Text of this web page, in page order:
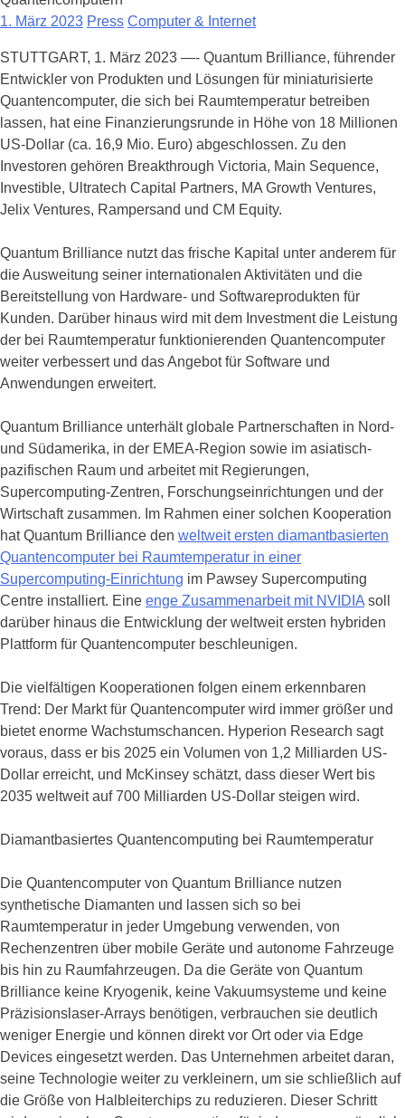
1. März 2023 Press Computer & Internet
STUTTGART, 1. März 2023 —- Quantum Brilliance, führender
Entwickler von Produkten und Lösungen für miniaturisierte
Quantencomputer, die sich bei Raumtemperatur betreiben
lassen, hat eine Finanzierungsrunde in Höhe von 18 Millionen
US-Dollar (ca. 16,9 Mio. Euro) abgeschlossen. Zu den
Investoren gehören Breakthrough Victoria, Main Sequence,
Investible, Ultratech Capital Partners, MA Growth Ventures,
Jelix Ventures, Rampersand und CM Equity.
Quantum Brilliance nutzt das frische Kapital unter anderem für
die Ausweitung seiner internationalen Aktivitäten und die
Bereitstellung von Hardware- und Softwareprodukten für
Kunden. Darüber hinaus wird mit dem Investment die Leistung
der bei Raumtemperatur funktionierenden Quantencomputer
weiter verbessert und das Angebot für Software und
Anwendungen erweitert.
Quantum Brilliance unterhält globale Partnerschaften in Nord-
und Südamerika, in der EMEA-Region sowie im asiatisch-
pazifischen Raum und arbeitet mit Regierungen,
Supercomputing-Zentren, Forschungseinrichtungen und der
Wirtschaft zusammen. Im Rahmen einer solchen Kooperation
hat Quantum Brilliance den weltweit ersten diamantbasierten
Quantencomputer bei Raumtemperatur in einer
Supercomputing-Einrichtung im Pawsey Supercomputing
Centre installiert. Eine enge Zusammenarbeit mit NVIDIA soll
darüber hinaus die Entwicklung der weltweit ersten hybriden
Plattform für Quantencomputer beschleunigen.
Die vielfältigen Kooperationen folgen einem erkennbaren
Trend: Der Markt für Quantencomputer wird immer größer und
bietet enorme Wachstumschancen. Hyperion Research sagt
voraus, dass er bis 2025 ein Volumen von 1,2 Milliarden US-
Dollar erreicht, und McKinsey schätzt, dass dieser Wert bis
2035 weltweit auf 700 Milliarden US-Dollar steigen wird.
Diamantbasiertes Quantencomputing bei Raumtemperatur
Die Quantencomputer von Quantum Brilliance nutzen
synthetische Diamanten und lassen sich so bei
Raumtemperatur in jeder Umgebung verwenden, von
Rechenzentren über mobile Geräte und autonome Fahrzeuge
bis hin zu Raumfahrzeugen. Da die Geräte von Quantum
Brilliance keine Kryogenik, keine Vakuumsysteme und keine
Präzisionslaser-Arrays benötigen, verbrauchen sie deutlich
weniger Energie und können direkt vor Ort oder via Edge
Devices eingesetzt werden. Das Unternehmen arbeitet daran,
seine Technologie weiter zu verkleinern, um sie schließlich auf
die Größe von Halbleiterchips zu reduzieren. Dieser Schritt